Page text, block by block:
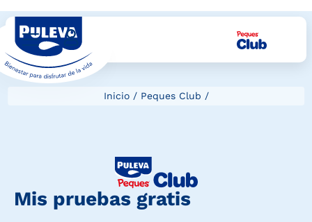
Inicio/ Peques Club /
Mis pruebas gratis